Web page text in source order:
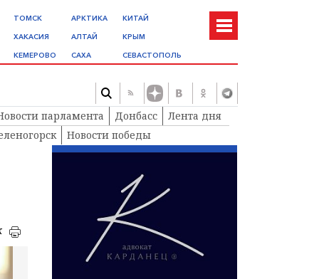
ТОМСК
ХАКАСИЯ
КЕМЕРОВО
АРКТИКА
АЛТАЙ
САХА
КИТАЙ
КРЫМ
СЕВАСТОПОЛЬ
парламента Донбасс
Лента дня
Новости победы